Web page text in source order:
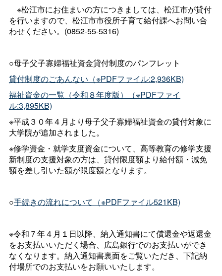
※松江市にお住まいの方につきましては、松江市が貸付
を行いますので、松江市市役所子育て給付課へお問い合
わせください。(0852-55-5316)
○母子父子寡婦福祉資金貸付制度のパンフレット
貸付制度のごあんない（※PDFファイル:2,936KB)
福祉資金の一覧（令和８年度版）（※PDFファイ
ル:3,895KB)
※平成３０年４月より母子父子寡婦福祉資金の貸付対象に
大学院が追加されました。
※修学資金・就学支度資金について、高等教育の修学支援
新制度の支援対象の方は、貸付限度額より給付額・減免
額を差し引いた額が限度額となります。
○手続きの流れについて（※PDFファイル521KB)
※令和７年４月１日以降、納入通知書にて償還金や返還金
をお支払いいただく場合、広島銀行でのお支払いができ
なくなります。納入通知書裏面をご覧いただき、下記納
付場所でのお支払いをお願いいたします。